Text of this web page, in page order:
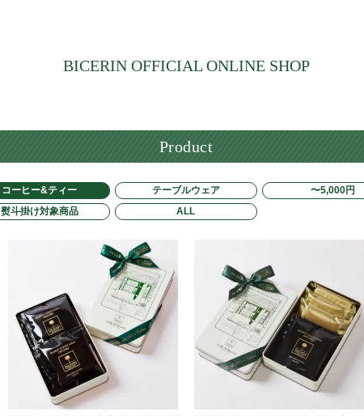
BICERIN OFFICIAL ONLINE SHOP
Product
コーヒー&ティー テーブルウェア 〜5,000円
熨斗掛け対象商品 ALL